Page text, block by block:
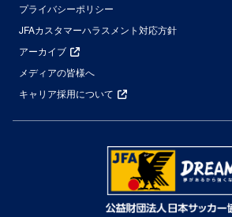
プライバシーポリシー
JFAカスタマーハラスメント対応方針
アーカイブ
メディアの皆様へ
キャリア採用について